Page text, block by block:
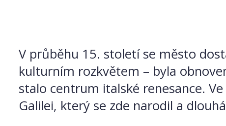
V průběhu 15. století se město
kulturním rozkvětem – byla
stalo centrum italské renesance.
Galilei, který se zde narodil a